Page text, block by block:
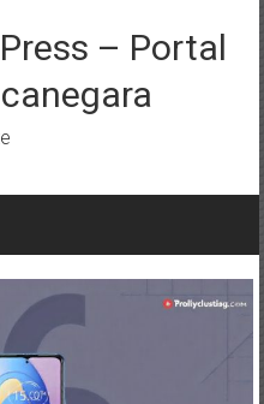
– Portal